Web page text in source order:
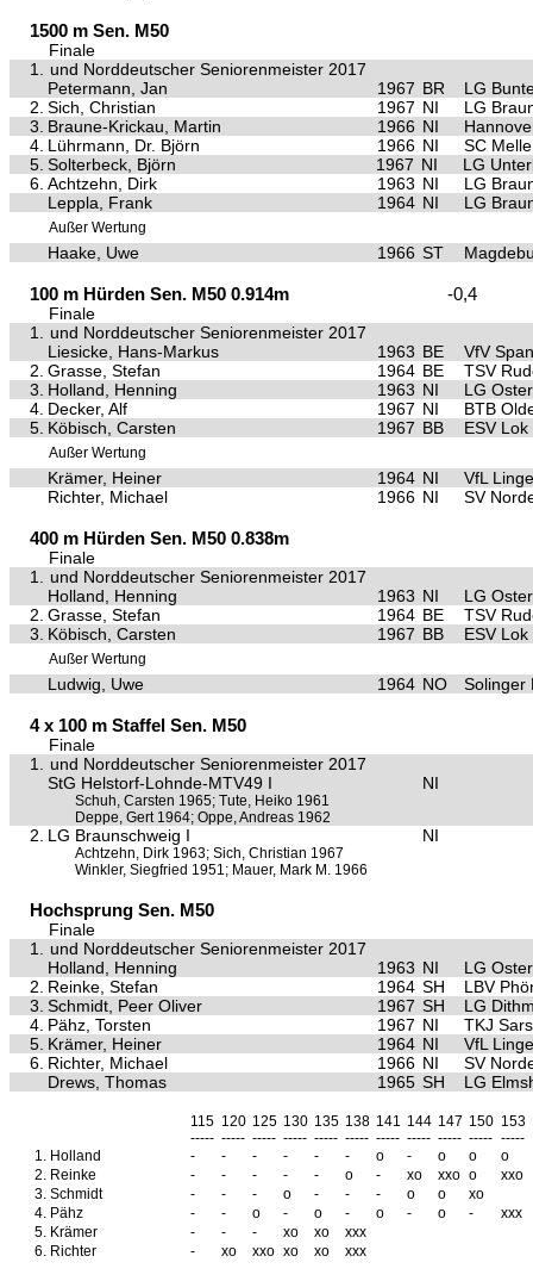
1500 m Sen. M50
Finale
1.
und Norddeutscher Seniorenmeister 2017
Petermann, Jan
1967 BR
LG
2. Sich, Christian 1967 NI
LG
3. Braune-Krickau, Martin 1966 NI
4. Lührmann, Dr. Björn 1966 NI
SC
5. Solterbeck, Björn 1967 NI
LG
6. Achtzehn, Dirk 1963 NI
LG
Leppla, Frank
1964 NI LG
Außer Wertung
Haake, Uwe 1966 ST
100 m Hürden Sen. M50 0.914m -0,4
Finale
1.
und Norddeutscher Seniorenmeister 2017
Liesicke, Hans-Markus
1963 BE
VfV
2. Grasse, Stefan 1964 BE
TSV
3. Holland, Henning 1963 NI
LG
4. Decker, Alf 1967 NI
BTB
5. Köbisch, Carsten 1967 BB ESV
Außer Wertung
Krämer, Heiner 1964 NI
VfL
Richter, Michael
1966 NI SV
400 m Hürden Sen. M50 0.838m
Finale
1.
und Norddeutscher Seniorenmeister 2017
Holland, Henning
1963 NI
LG
2. Grasse, Stefan 1964 BE
TSV
3. Köbisch, Carsten 1967 BB ESV
Außer Wertung
Ludwig, Uwe 1964 NO Solinger
4 x 100 m Staffel Sen. M50
Finale
1.
und Norddeutscher Seniorenmeister 2017
StG Helstorf-Lohnde-MTV49 I
NI
Schuh, Carsten 1965; Tute, Heiko 1961
Deppe, Gert 1964; Oppe, Andreas 1962
2. LG Braunschweig I NI
Achtzehn, Dirk 1963; Sich, Christian 1967
Winkler, Siegfried 1951; Mauer, Mark M. 1966
Hochsprung Sen. M50
Finale
1.
und Norddeutscher Seniorenmeister 2017
Holland, Henning
1963 NI
LG
2. Reinke, Stefan 1964 SH
LBV
3. Schmidt, Peer Oliver 1967 SH
LG
4. Pähz, Torsten 1967 NI
TKJ
5. Krämer, Heiner 1964 NI
VfL
6. Richter, Michael 1966 NI
SV
Drews, Thomas
1965 SH LG
115 120 125 130 135 138 141 144 147 150 153
----- ----- ----- ----- ----- ----- ----- ----- ----- ----- -----
1. Holland - - - - - - o - o o
o
2. Reinke - - - - - o - xo xxo o
xxo
3. Schmidt - - - o - - - o o
xo
4. Pähz - - o - o - o - o -
xxx
5. Krämer - - - xo xo
xxx
6. Richter - xo xxo xo xo xxx